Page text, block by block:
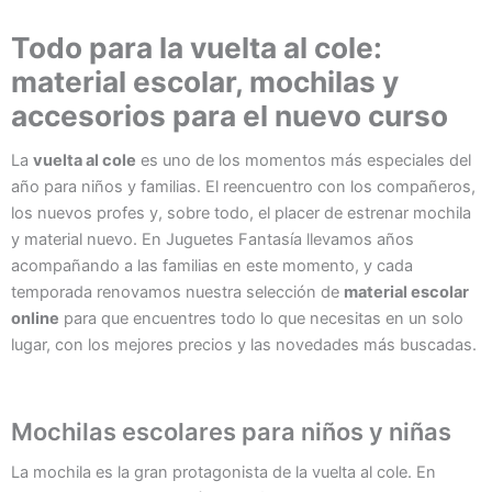
Todo para la vuelta al cole:
material escolar, mochilas y
accesorios para el nuevo curso
La vuelta al cole es uno de los momentos más especiales del
año para niños y familias. El reencuentro con los compañeros,
los nuevos profes y, sobre todo, el placer de estrenar mochila
y material nuevo. En Juguetes Fantasía llevamos años
acompañando a las familias en este momento, y cada
temporada renovamos nuestra selección de material escolar
online para que encuentres todo lo que necesitas en un solo
lugar, con los mejores precios y las novedades más buscadas.
Mochilas escolares para niños y niñas
La mochila es la gran protagonista de la vuelta al cole. En